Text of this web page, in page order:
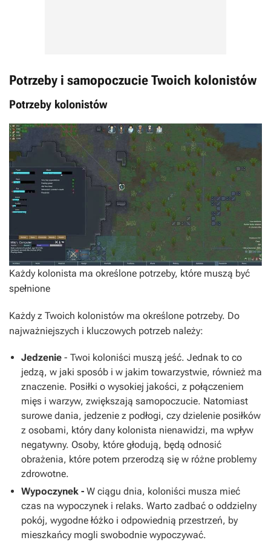
Potrzeby i samopoczucie Twoich kolonistów
Potrzeby kolonistów
Każdy kolonista ma określone potrzeby, które muszą być
spełnione
Każdy z Twoich kolonistów ma określone potrzeby. Do
najważniejszych i kluczowych potrzeb należy:
Jedzenie - Twoi koloniści muszą jeść. Jednak to co
jedzą, w jaki sposób i w jakim towarzystwie, również ma
znaczenie. Posiłki o wysokiej jakości, z połączeniem
mięs i warzyw, zwiększają samopoczucie. Natomiast
surowe dania, jedzenie z podłogi, czy dzielenie posiłków
z osobami, który dany kolonista nienawidzi, ma wpływ
negatywny. Osoby, które głodują, będą odnosić
obrażenia, które potem przerodzą się w różne problemy
zdrowotne.
Wypoczynek - W ciągu dnia, koloniści musza mieć
czas na wypoczynek i relaks. Warto zadbać o oddzielny
pokój, wygodne łóżko i odpowiednią przestrzeń, by
mieszkańcy mogli swobodnie wypoczywać.